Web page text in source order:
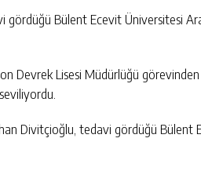
Bülent Ecevit Üniversitesi
Devrek Lisesi Müdürlüğü
Divitçioğlu, tedavi gördüğü Bülent